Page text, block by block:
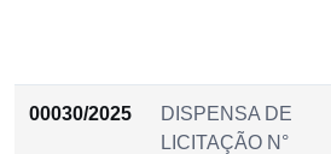
00030/2025
DISPENSA DE
LICITAÇÃO N°